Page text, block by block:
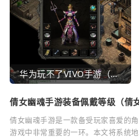
华为玩不了VIVO手游（华为玩不了VIVO手游怎么办）
倩女幽魂手游装备佩戴等级（倩
倩女幽魂手游是一款备受玩家喜爱的
游戏中非常重要的一环。本文将系统